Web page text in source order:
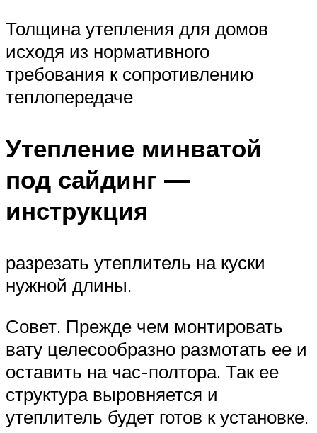
Толщина утепления для домов
исходя из нормативного
требования к сопротивлению
теплопередаче
Утепление минватой
под сайдинг —
инструкция
разрезать утеплитель на куски
нужной длины.
Совет. Прежде чем монтировать
вату целесообразно размотать ее и
оставить на час-полтора. Так ее
структура выровняется и
утеплитель будет готов к установке.